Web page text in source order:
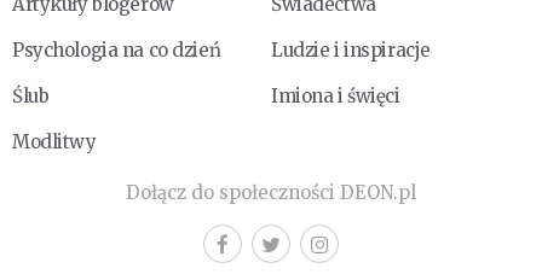
Artykuły blogerów
Świadectwa
Psychologia na co dzień
Ludzie i inspiracje
Ślub
Imiona i święci
Modlitwy
Dołącz do społeczności DEON.pl